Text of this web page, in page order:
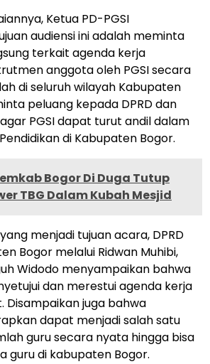
Ketua PD-PGSI
audiensi ini adalah meminta
terkait agenda kerja
anggota oleh PGSI secara
di seluruh wilayah Kabupaten
peluang kepada DPRD dan
PGSI dapat turut andil dalam
di Kabupaten Bogor.
Bogor Di Duga Tutup
TBG Dalam Kubah Mesjid
menjadi tujuan acara, DPRD
Bogor melalui Ridwan Muhibi,
Widodo menyampaikan bahwa
dan merestui agenda kerja
Disampaikan juga bahwa
dapat menjadi salah satu
guru secara nyata hingga bisa
guru di kabupaten Bogor.